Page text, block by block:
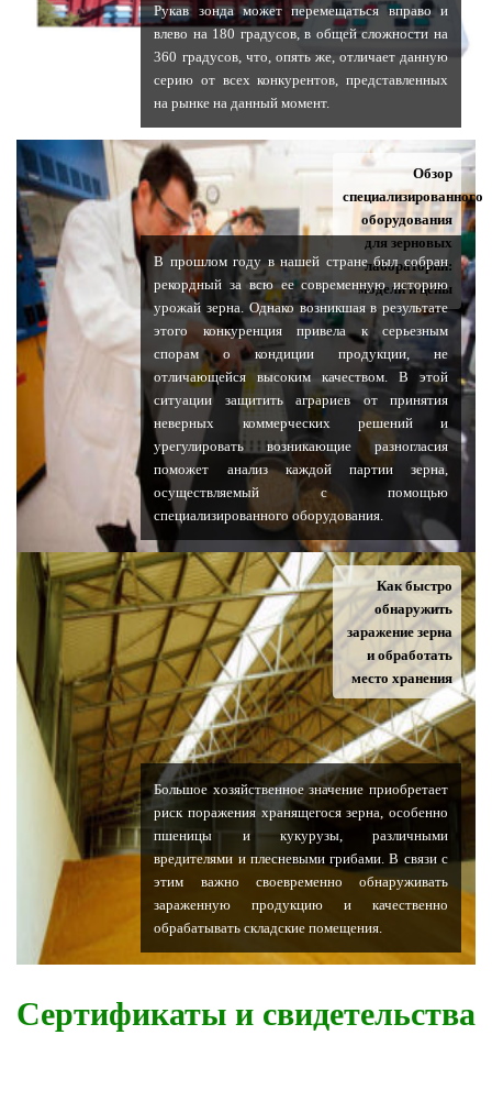
Рукав зонда может перемещаться вправо и
влево на 180 градусов, в общей сложности на
360 градусов, что, опять же, отличает данную
серию от всех конкурентов, представленных
на рынке на данный момент.
Обзор
специализированного
оборудования
для зерновых
лабораторий:
модели и цены
В прошлом году в нашей стране был собран
рекордный за всю ее современную историю
урожай зерна. Однако возникшая в результате
этого конкуренция привела к серьезным
спорам о кондиции продукции, не
отличающейся высоким качеством. В этой
ситуации защитить аграриев от принятия
неверных коммерческих решений и
урегулировать возникающие разногласия
поможет анализ каждой партии зерна,
осуществляемый с помощью
специализированного оборудования.
Как быстро
обнаружить
заражение зерна
и обработать
место хранения
Большое хозяйственное значение приобретает
риск поражения хранящегося зерна, особенно
пшеницы и кукурузы, различными
вредителями и плесневыми грибами. В связи с
этим важно своевременно обнаруживать
зараженную продукцию и качественно
обрабатывать складские помещения.
Сертификаты и свидетельства